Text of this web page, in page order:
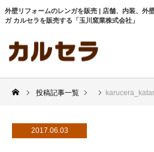
外壁リフォームのレンガを販売 | 店舗、内装、外
ガ カルセラを販売する「玉川窯業株式会社」
投稿記事一覧
2017.06.03